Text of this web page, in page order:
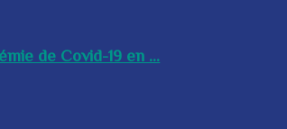
de Covid-19 en ...